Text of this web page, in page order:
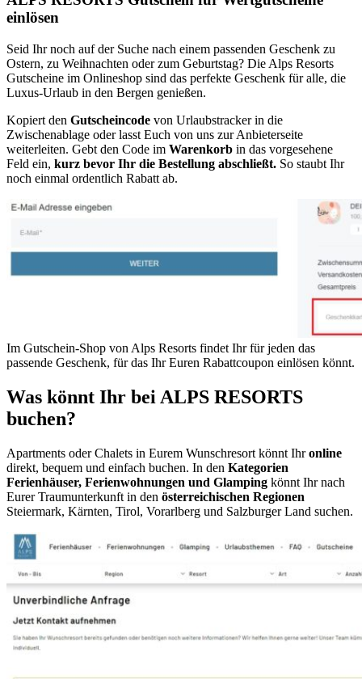
einlösen
Seid Ihr noch auf der Suche nach einem passenden Geschenk zu
Ostern, zu Weihnachten oder zum Geburtstag? Die Alps Resorts
Gutscheine im Onlineshop sind das perfekte Geschenk für alle, die
Luxus-Urlaub in den Bergen genießen.
Kopiert den Gutscheincode von Urlaubstracker in die
Zwischenablage oder lasst Euch von uns zur Anbieterseite
weiterleiten. Gebt den Code im Warenkorb in das vorgesehene
Feld ein, kurz bevor Ihr die Bestellung abschließt. So staubt Ihr
noch einmal ordentlich Rabatt ab.
Im Gutschein-Shop von Alps Resorts findet Ihr für jeden das
passende Geschenk, für das Ihr Euren Rabattcoupon einlösen könnt.
Was könnt Ihr bei ALPS RESORTS
buchen?
Apartments oder Chalets in Eurem Wunschresort könnt Ihronline
direkt, bequem und einfach buchen. In den Kategorien
Ferienhäuser, Ferienwohnungen und Glamping könnt Ihr nach
Eurer Traumunterkunft in den österreichischen Regionen
Steiermark, Kärnten, Tirol, Vorarlberg und Salzburger Land suchen.